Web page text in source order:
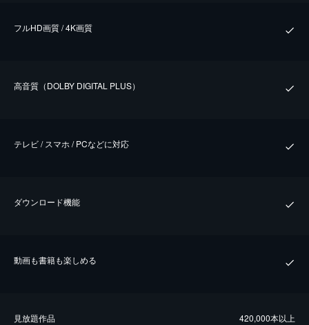
フルHD画質 / 4K画質
⾼⾳質（DOLBY DIGITAL PLUS）
テレビ / スマホ / PCなどに対応
ダウンロード機能
動画も書籍も楽しめる
⾒放題作品 420,000本以上